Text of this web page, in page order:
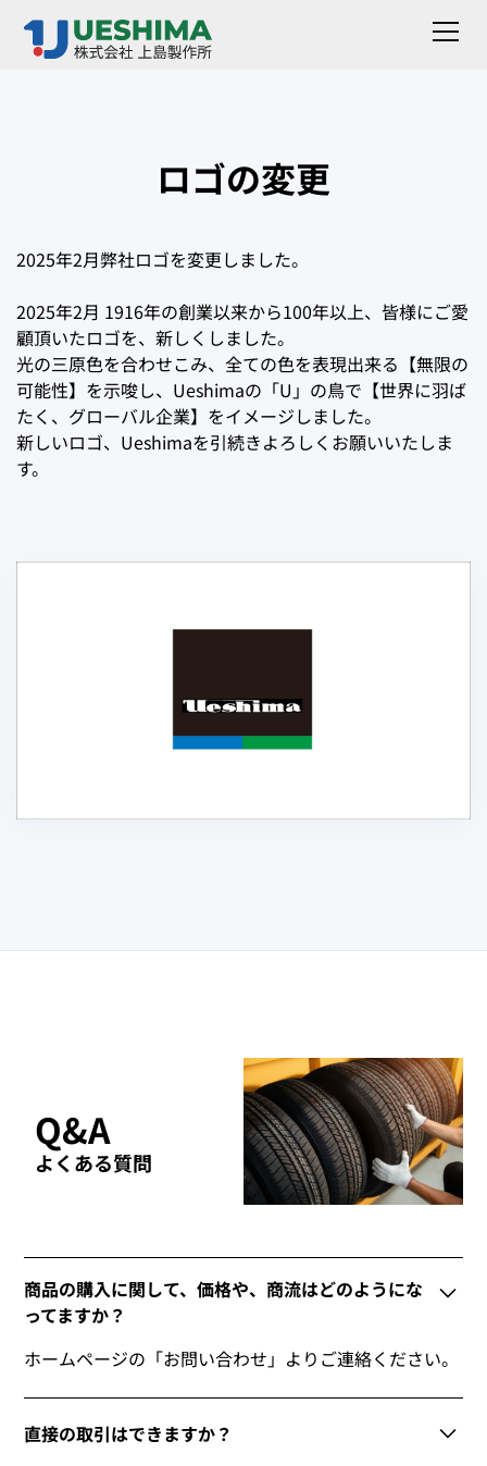
ロゴの変更
2025年2月弊社ロゴを変更しました。
2025年2月 1916年の創業以来から100年以上、皆様にご愛
顧頂いたロゴを、新しくしました。
光の三原色を合わせこみ、全ての色を表現出来る【無限の
可能性】を示唆し、Ueshimaの「U」の鳥で【世界に羽ば
たく、グローバル企業】をイメージしました。
新しいロゴ、Ueshimaを引続きよろしくお願いいたしま
す。
Q&A
よくある質問
商品の購入に関して、価格や、商流はどのようにな
ってますか？
ホームページの「お問い合わせ」よりご連絡ください。
直接の取引はできますか？